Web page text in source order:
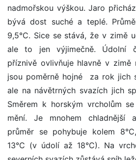
nadmořskou výškou. Jaro
bývá dost suché a teplé.
9,5°C. Sice se stává, že v zimě
ale to jen výjimečně. Údolní
příznivě ovlivňuje hlavně v zimě
jsou poměrně hojné ­ za rok jich
ale na návětrných svazích jich
Směrem k horským vrcholům
mění. Je mnohem chladnější
průměr se pohybuje kolem
13°C (v údolí až 18°C). Na